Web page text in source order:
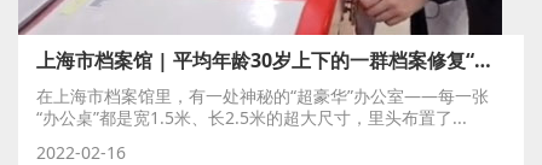
上海市档案馆 | 平均年龄30岁上下的一群档案修复“发烧友”
在上海市档案馆里，有一处神秘的“超豪华”办公室——每一张
“办公桌”都是宽1.5米、长2.5米的超大尺寸，里头布置了...
2022-02-16